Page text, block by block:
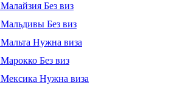
Малайзия Без виз
Мальдивы Без виз
Мальта Нужна виза
Марокко Без виз
Мексика Нужна виза